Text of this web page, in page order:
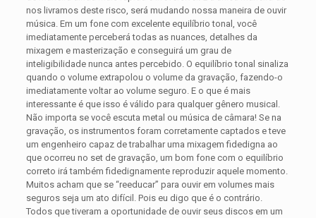
nos livramos deste risco, será mudando nossa maneira de ouvir
música. Em um fone com excelente equilíbrio tonal, você
imediatamente perceberá todas as nuances, detalhes da
mixagem e masterização e conseguirá um grau de
inteligibilidade nunca antes percebido. O equilíbrio tonal sinaliza
quando o volume extrapolou o volume da gravação, fazendo-o
imediatamente voltar ao volume seguro. E o que é mais
interessante é que isso é válido para qualquer gênero musical.
Não importa se você escuta metal ou música de câmara! Se na
gravação, os instrumentos foram corretamente captados e teve
um engenheiro capaz de trabalhar uma mixagem fidedigna ao
que ocorreu no set de gravação, um bom fone com o equilíbrio
correto irá também fidedignamente reproduzir aquele momento.
Muitos acham que se “reeducar” para ouvir em volumes mais
seguros seja um ato difícil. Pois eu digo que é o contrário.
Todos que tiveram a oportunidade de ouvir seus discos em um